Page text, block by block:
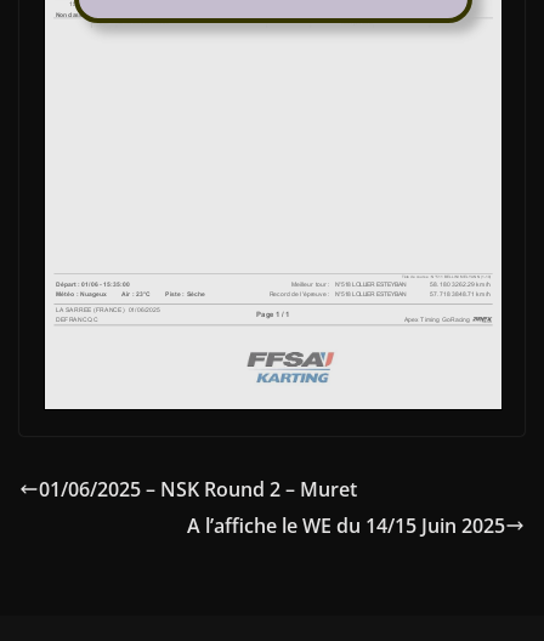
01/06/2025 – NSK Round 2 – Muret
A l’affiche le WE du 14/15 Juin 2025